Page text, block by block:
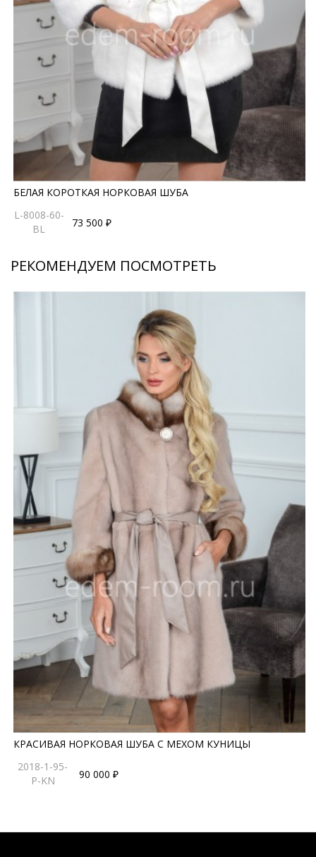
БЕЛАЯ КОРОТКАЯ НОРКОВАЯ ШУБА
L-8008-60-
BL
73 500 ₽
РЕКОМЕНДУЕМ ПОСМОТРЕТЬ
КРАСИВАЯ НОРКОВАЯ ШУБА С МЕХОМ КУНИЦЫ
2018-1-95-
P-KN
90 000 ₽